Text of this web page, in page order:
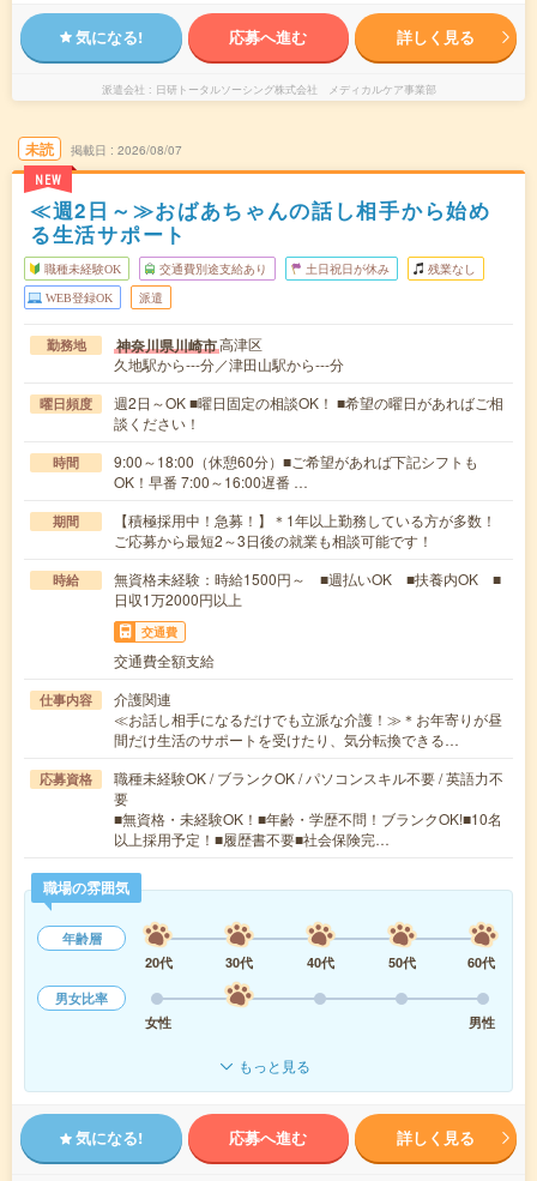
気になる! 応募へ進む 詳しく見る
派遣会社 日研トータルソーシング株式会社 メディカルケア事業部
未読
NEW
掲載日 2026/08/07
≪週2日～≫おばあちゃんの話し相手から始め
る生活サポート
職種未経験OK 交通費別途支給あり 土日祝日が休み 残業なし
WEB登録OK 派遣
勤務地 神奈川県川崎市高津区
久地駅から---分／津田山駅から---分
曜日頻度
週2日～OK ■曜日固定の相談OK！ ■希望の曜日があればご相
談ください！
時間
9:00～18:00（休憩60分）■ご希望があれば下記シフトも
OK！早番 7:00～16:00遅番 …
期間
【積極採用中！急募！】＊1年以上勤務している方が多数！
ご応募から最短2～3日後の就業も相談可能です！
時給
無資格未経験：時給1500円～ ■週払いOK ■扶養内OK ■
日収1万2000円以上
交通費
交通費全額支給
仕事内容
介護関連
≪お話し相手になるだけでも立派な介護！≫＊お年寄りが昼
間だけ生活のサポートを受けたり、気分転換できる…
応募資格
職種未経験OK / ブランクOK / パソコンスキル不要 / 英語力不
要
■無資格・未経験OK！■年齢・学歴不問！ブランクOK!■10名
以上採用予定！■履歴書不要■社会保険完…
職場の雰囲気
年齢層
20代
30代 40代 50代
60代
男女比率
女性
男性
もっと見る
気になる! 応募へ進む 詳しく見る